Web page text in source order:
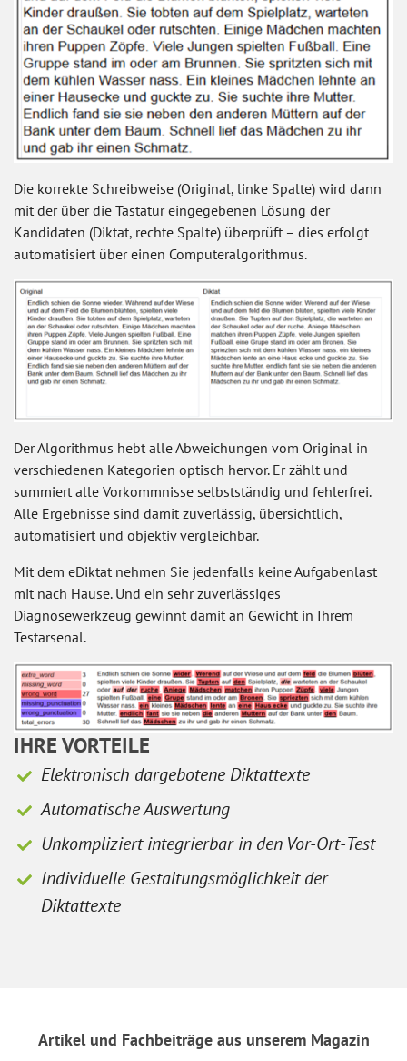
Die korrekte Schreibweise (Original, linke Spalte) wird dann
mit der über die Tastatur eingegebenen Lösung der
Kandidaten (Diktat, rechte Spalte) überprüft – dies erfolgt
automatisiert über einen Computeralgorithmus.
Der Algorithmus hebt alle Abweichungen vom Original in
verschiedenen Kategorien optisch hervor. Er zählt und
summiert alle Vorkommnisse selbstständig und fehlerfrei.
Alle Ergebnisse sind damit zuverlässig, übersichtlich,
automatisiert und objektiv vergleichbar.
Mit dem eDiktat nehmen Sie jedenfalls keine Aufgabenlast
mit nach Hause. Und ein sehr zuverlässiges
Diagnosewerkzeug gewinnt damit an Gewicht in Ihrem
Testarsenal.
IHRE VORTEILE
Elektronisch dargebotene Diktattexte
Automatische Auswertung
Unkompliziert integrierbar in den Vor-Ort-Test
Individuelle Gestaltungsmöglichkeit der
Diktattexte
Artikel und Fachbeiträge aus unserem Magazin